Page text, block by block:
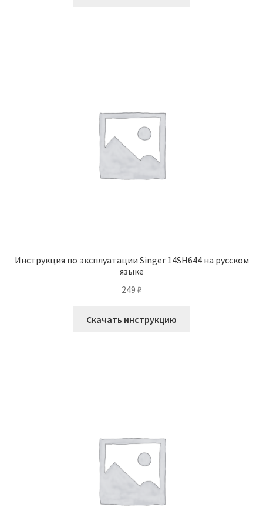
Инструкция по эксплуатации Singer 14SH644 на русском
языке
249 ₽
Скачать инструкцию